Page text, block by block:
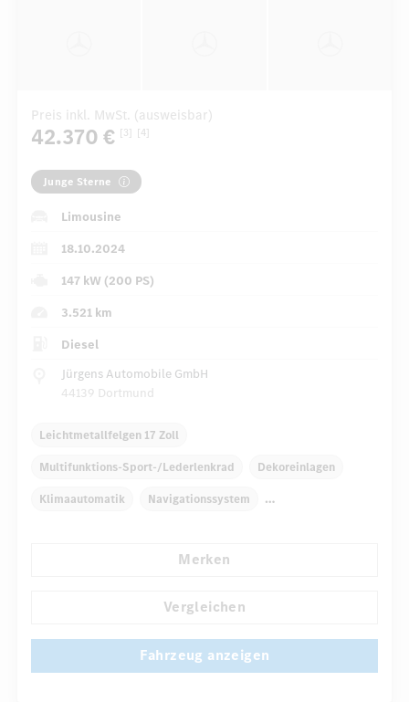
Preis inkl. MwSt. (ausweisbar)
42.370 € [3] [4]
Junge Sterne
Limousine
18.10.2024
147 kW (200 PS)
3.521 km
Diesel
Jürgens Automobile GmbH
44139 Dortmund
Leichtmetallfelgen 17 Zoll
Multifunktions-Sport-/Lederlenkrad Dekoreinlagen
Klimaautomatik Navigationssystem
Automatisch abblendende Innen- und Außenspiegel
Merken
Vergleichen
Fahrzeug anzeigen